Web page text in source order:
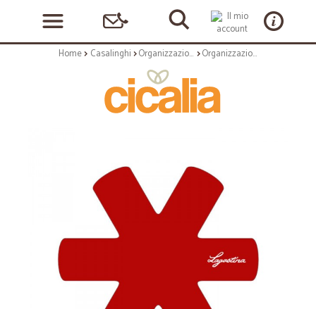
Home Casalinghi Organizzazione Organizzazione: Ingenio smart proteggi padelle set 4 pz